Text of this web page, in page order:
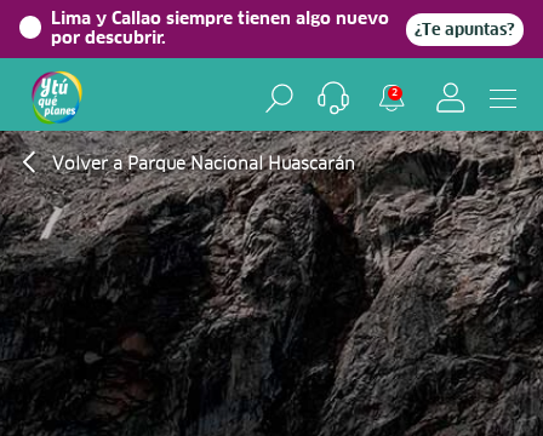
Lima y Callao siempre tienen algo nuevo
por descubrir.
¿Te apuntas?
2
Volver a Parque Nacional Huascarán